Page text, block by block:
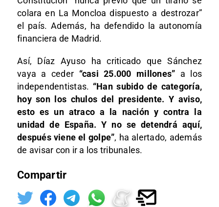
colara en La Moncloa dispuesto a destrozar”
el país. Además, ha defendido la autonomía
financiera de Madrid.
Así, Díaz Ayuso ha criticado que Sánchez
vaya a ceder “casi 25.000 millones” a los
independentistas. “Han subido de categoría,
hoy son los chulos del presidente. Y aviso,
esto es un atraco a la nación y contra la
unidad de España. Y no se detendrá aquí,
después viene el golpe”, ha alertado, además
de avisar con ir a los tribunales.
Compartir